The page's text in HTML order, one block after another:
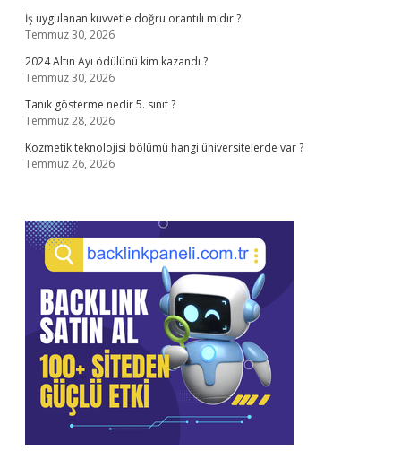
İş uygulanan kuvvetle doğru orantılı mıdır ?
Temmuz 30, 2026
2024 Altın Ayı ödülünü kim kazandı ?
Temmuz 30, 2026
Tanık gösterme nedir 5. sınıf ?
Temmuz 28, 2026
Kozmetik teknolojisi bölümü hangi üniversitelerde var ?
Temmuz 26, 2026